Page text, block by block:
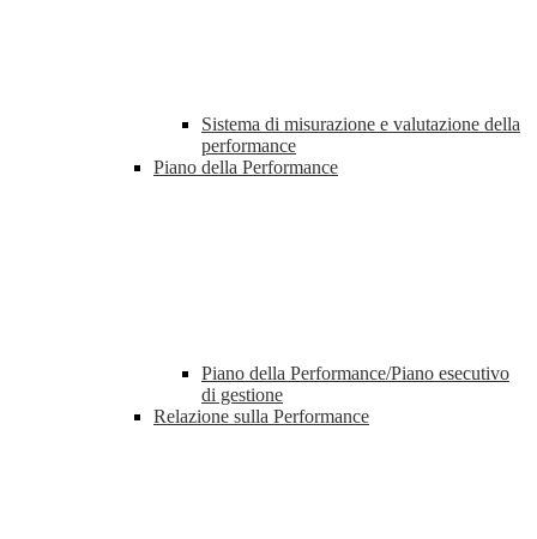
Sistema di misurazione e valutazione della
performance
Piano della Performance
Piano della Performance/Piano esecutivo
di gestione
Relazione sulla Performance